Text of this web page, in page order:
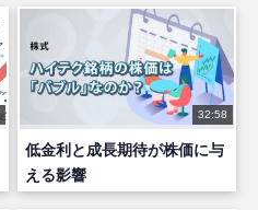
32:58
低金利と成長期待が株価に与
える影響